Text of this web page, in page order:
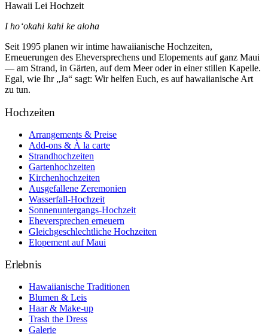
Hawaii Lei Hochzeit
I hoʻokahi kahi ke aloha
Seit 1995 planen wir intime hawaiianische Hochzeiten,
Erneuerungen des Eheversprechens und Elopements auf ganz Maui
— am Strand, in Gärten, auf dem Meer oder in einer stillen Kapelle.
Egal, wie Ihr „Ja“ sagt: Wir helfen Euch, es auf hawaiianische Art
zu tun.
Hochzeiten
Arrangements & Preise
Add-ons & À la carte
Strandhochzeiten
Gartenhochzeiten
Kirchenhochzeiten
Ausgefallene Zeremonien
Wasserfall-Hochzeit
Sonnenuntergangs-Hochzeit
Eheversprechen erneuern
Gleichgeschlechtliche Hochzeiten
Elopement auf Maui
Erlebnis
Hawaiianische Traditionen
Blumen & Leis
Haar & Make-up
Trash the Dress
Galerie